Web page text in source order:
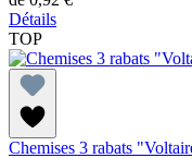
Détails
TOP
Chemises 3 rabats